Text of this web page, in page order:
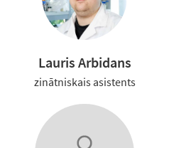
Lauris Arbidans
zinātniskais asistents